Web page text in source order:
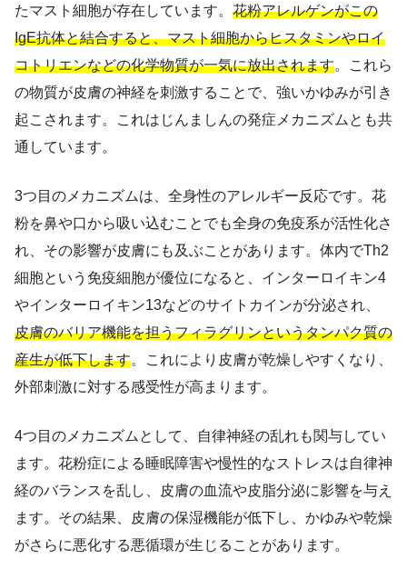
たマスト細胞が存在しています。 花粉アレルゲンがこの
IgE抗体と結合すると、マスト細胞からヒスタミンやロイ
コトリエンなどの化学物質が一気に放出されます。これら
の物質が皮膚の神経を刺激することで、強いかゆみが引き
起こされます。これはじんましんの発症メカニズムとも共
通しています。
3つ目のメカニズムは、全身性のアレルギー反応です。花
粉を鼻や口から吸い込むことでも全身の免疫系が活性化さ
れ、その影響が皮膚にも及ぶことがあります。体内でTh2
細胞という免疫細胞が優位になると、インターロイキン4
やインターロイキン13などのサイトカインが分泌され、
皮膚のバリア機能を担うフィラグリンというタンパク質の
産生が低下します。これにより皮膚が乾燥しやすくなり、
外部刺激に対する感受性が高まります。
4つ目のメカニズムとして、自律神経の乱れも関与してい
ます。花粉症による睡眠障害や慢性的なストレスは自律神
経のバランスを乱し、皮膚の血流や皮脂分泌に影響を与え
ます。その結果、皮膚の保湿機能が低下し、かゆみや乾燥
がさらに悪化する悪循環が生じることがあります。